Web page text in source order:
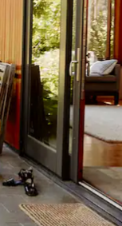
dodirom ili